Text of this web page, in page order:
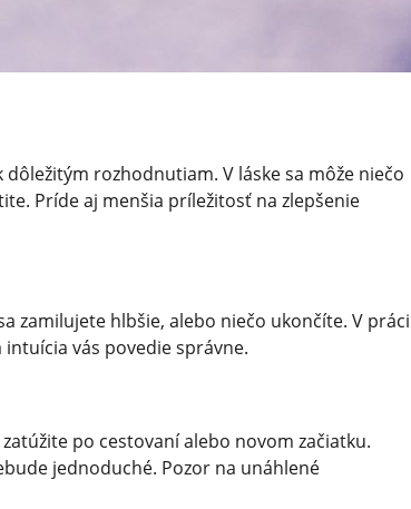
rozhodnutiam. V láske sa môže niečo
Príde aj menšia príležitosť na zlepšenie
zamilujete hlbšie, alebo niečo ukončíte. V práci
vás povedie správne.
po cestovaní alebo novom začiatku.
jednoduché. Pozor na unáhlené